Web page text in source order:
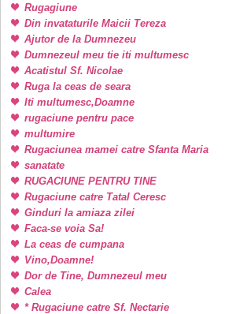
Rugagiune
Din invataturile Maicii Tereza
Ajutor de la Dumnezeu
Dumnezeul meu tie iti multumesc
Acatistul Sf. Nicolae
Ruga la ceas de seara
Iti multumesc,Doamne
rugaciune pentru pace
multumire
Rugaciunea mamei catre Sfanta Maria
sanatate
RUGACIUNE PENTRU TINE
Rugaciune catre Tatal Ceresc
Ginduri la amiaza zilei
Faca-se voia Sa!
La ceas de cumpana
Vino,Doamne!
Dor de Tine, Dumnezeul meu
Calea
* Rugaciune catre Sf. Nectarie